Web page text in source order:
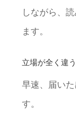
しながら、
ます。
立場が全く違
早速、届い
す。